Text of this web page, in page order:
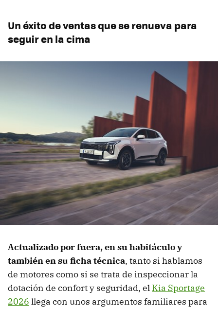
Un éxito de ventas que se renueva para
seguir en la cima
Actualizado por fuera, en su habitáculo y
también en su ficha técnica, tanto si hablamos
de motores como si se trata de inspeccionar la
dotación de confort y seguridad, el Kia Sportage
2026 llega con unos argumentos familiares para